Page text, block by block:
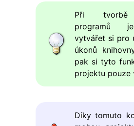
Při tvorbě
programů
vytvářet si pro
úkonů
pak si tyto
projektu pouze
Díky tomuto